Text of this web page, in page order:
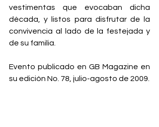
vestimentas que evocaban dicha
década, y listos para disfrutar de la
convivencia al lado de la festejada y
de su familia.
Evento publicado en GB Magazine en
su edición No. 78, julio-agosto de 2009.